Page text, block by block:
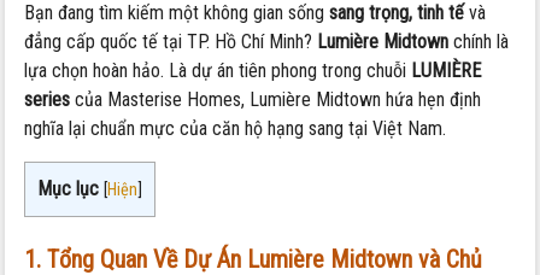
Bạn đang tìm kiếm một không gian sốngsang trọng, tinh tếvà
đẳng cấp quốc tế tại TP. Hồ Chí Minh? Lumière Midtown chính là
lựa chọn hoàn hảo. Là dự án tiên phong trong chuỗi LUMIÈRE
series của Masterise Homes, Lumière Midtown hứa hẹn định
nghĩa lại chuẩn mực của căn hộ hạng sang tại Việt Nam.
Mục lục [Hiện]
1. Tổng Quan Về Dự Án Lumière Midtown và Chủ